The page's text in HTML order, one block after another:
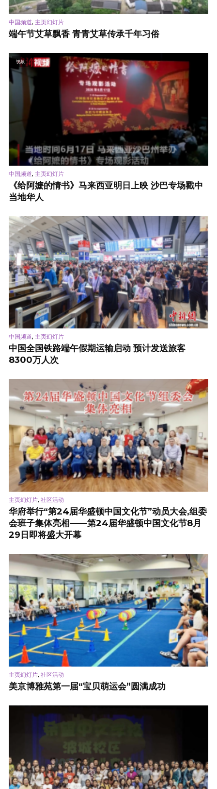
中国频道, 主页幻灯片
端午节艾草飘香 青青艾草传承千年习俗
视频
中国频道, 主页幻灯片
《给阿嬷的情书》马来西亚明日上映 沙巴专场戳中
当地华人
中国频道, 主页幻灯片
中国全国铁路端午假期运输启动 预计发送旅客
8300万人次
主页幻灯片, 社区活动
华府举行“第24届华盛顿中国文化节”动员大会,组委
会班子集体亮相——第24届华盛顿中国文化节8月
29日即将盛大开幕
主页幻灯片, 社区活动
美京博雅苑第一届“宝贝萌运会”圆满成功